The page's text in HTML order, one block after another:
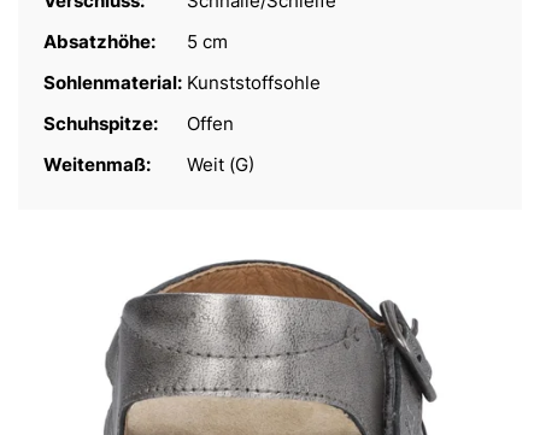
Absatzhöhe:
5 cm
Sohlenmaterial: Kunststoffsohle
Schuhspitze:
Offen
Weitenmaß:
Weit (G)